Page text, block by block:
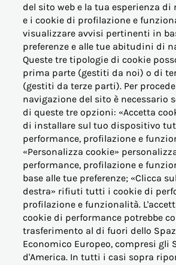
© Acea Energia Spa
via dell'Arte 73/77 - 00144 Roma
- p.iva 07305361003
OFFERTE PER LA CASA
OFFERTE BUSINESS (PMI)
OFFERTE PERTINENZE
ALTRE ESIGENZE
del sito web e la tua esperienza di
e i cookie di profilazione e
visualizzare avvisi pertinenti in
preferenze e alle tue abitudini di
Queste tre tipologie di cookie
prima parte (gestiti da noi) o di
(gestiti da terze parti). Per
navigazione del sito è necessario
di queste tre opzioni: «Accetta
di installare sul tuo dispositivo
performance, profilazione e
«Personalizza cookie»
performance, profilazione e
base alle tue preferenze; «Clicca
destra» rifiuti tutti i cookie di
profilazione e funzionalità.
cookie di performance potrebbe
trasferimento al di fuori dello
Economico Europeo, compresi gli
d'America. In tutti i casi sopra